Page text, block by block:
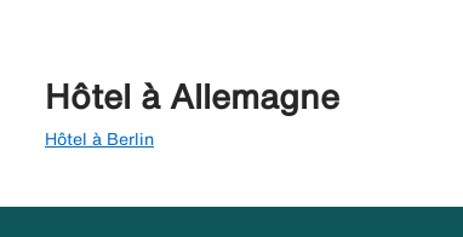
Hôtel à Allemagne
Hôtel à Berlin